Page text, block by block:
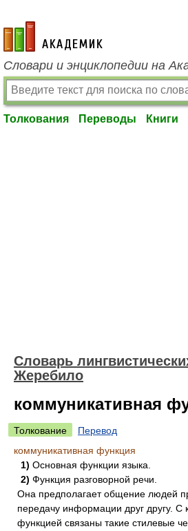
academic.ru
Словари и энциклопедии на
Толкования Переводы Книги
Словарь
Жеребило
коммуникативная
Толкование
Перевод
коммуникативная функция
1) Основная функции языка.
2) Функция разговорной речи.
Она предполагает общение людей
передачу информации друг другу. С
функцией связаны такие стилевые